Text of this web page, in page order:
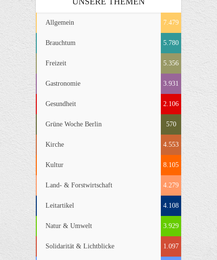
Allgemein 7.479
Brauchtum 5.780
Freizeit 5.356
Gastronomie 3.931
Gesundheit 2.106
Grüne Woche Berlin 570
Kirche 4.553
Kultur 8.105
Land- & Forstwirtschaft 4.279
Leitartikel 4.108
Natur & Umwelt 3.929
Solidarität & Lichtblicke 1.097